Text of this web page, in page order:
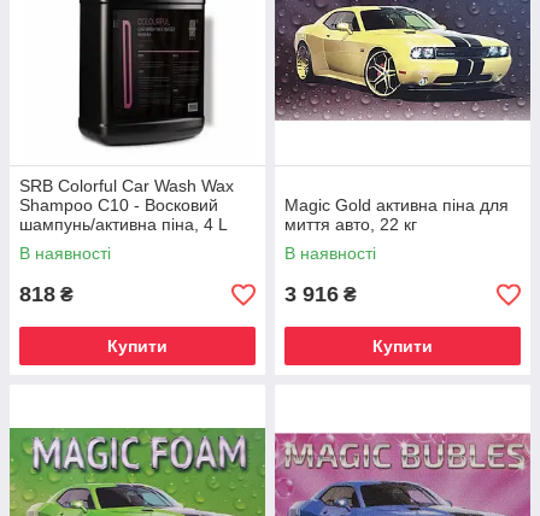
SRB Colorful Car Wash Wax
Shampoo C10 - Восковий
шампунь/активна піна, 4 L
В наявності
818 ₴
Купити
Magic Gold активна піна для
миття авто, 22 кг
В наявності
3 916 ₴
Купити